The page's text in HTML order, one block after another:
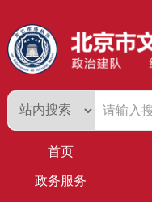
首页
政务服务